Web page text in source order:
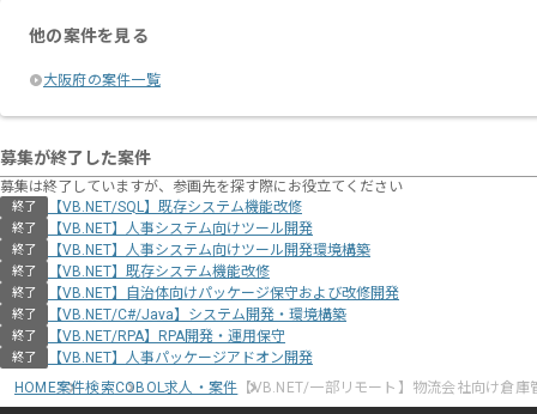
他の案件を見る
大阪府の案件一覧
募集が終了した案件
募集は終了していますが、参画先を探す際にお役立てください
終了 【VB.NET/SQL】既存システム機能改修
終了 【VB.NET】人事システム向けツール開発
終了 【VB.NET】人事システム向けツール開発環境構築
終了 【VB.NET】既存システム機能改修
終了 【VB.NET】自治体向けパッケージ保守および改修開発
終了 【VB.NET/C#/Java】システム開発・環境構築
終了 【VB.NET/RPA】RPA開発・運用保守
終了
【VB.NET】人事パッケージアドオン開発
HOME案件検索COBOL求人・案件 【VB.NET/一部リモート】物流会社向け倉